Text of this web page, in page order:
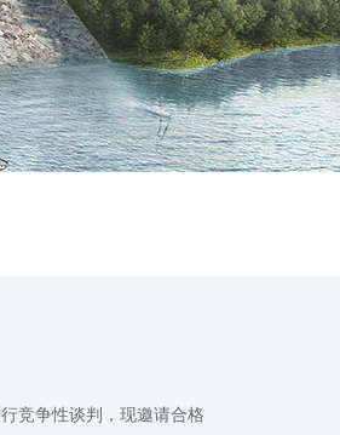
竞争性谈判，现邀请合格